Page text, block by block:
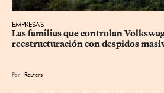
EMPRESAS
Las familias que controlan
reestructuración con despidos
Por Reuters